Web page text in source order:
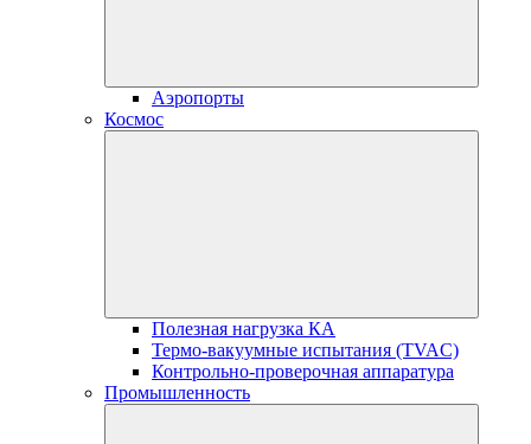
Аэропорты
Космос
Полезная нагрузка КА
Термо-вакуумные испытания (TVAC)
Контрольно-проверочная аппаратура
Промышленность